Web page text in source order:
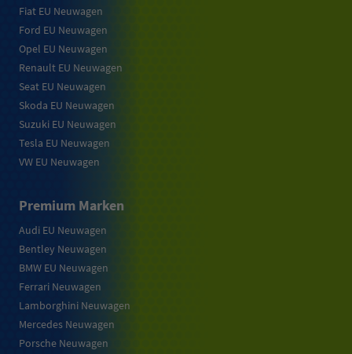
Fiat EU Neuwagen
Ford EU Neuwagen
Opel EU Neuwagen
Renault EU Neuwagen
Seat EU Neuwagen
Skoda EU Neuwagen
Suzuki EU Neuwagen
Tesla EU Neuwagen
VW EU Neuwagen
Premium Marken
Audi EU Neuwagen
Bentley Neuwagen
BMW EU Neuwagen
Ferrari Neuwagen
Lamborghini Neuwagen
Mercedes Neuwagen
Porsche Neuwagen